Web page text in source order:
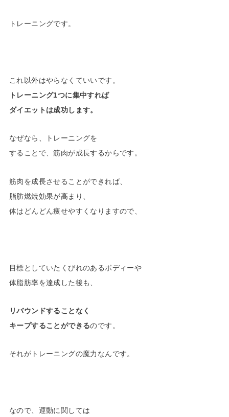
トレーニングです。
これ以外はやらなくていいです。
トレーニング1つに集中すれば
ダイエットは成功します。
なぜなら、トレーニングを
することで、筋肉が成長するからです。
筋肉を成長させることができれば、
脂肪燃焼効果が高まり、
体はどんどん痩せやすくなりますので、
目標としていたくびれのあるボディーや
体脂肪率を達成した後も、
リバウンドすることなく
キープすることができるのです。
それがトレーニングの魔力なんです。
なので、運動に関しては